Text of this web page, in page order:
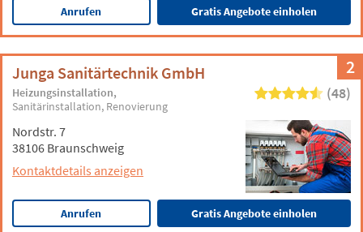
Anrufen Gratis Angebote einholen
2
Junga Sanitärtechnik GmbH
Heizungsinstallation
Sanitärinstallation Renovierung
(48)
Nordstr. 7
38106 Braunschweig
Kontaktdetails anzeigen
Anrufen Gratis Angebote einholen